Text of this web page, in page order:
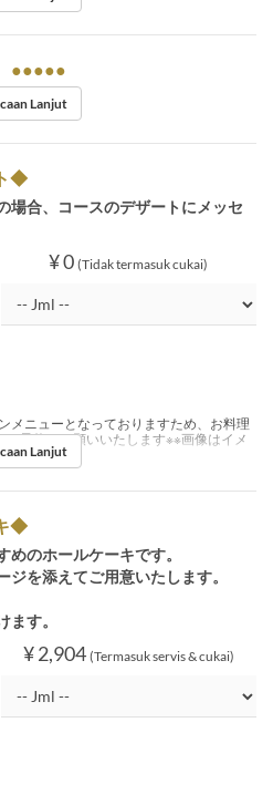
●●●●●
Malam
Lanjut
◆
場合、コースのデザートにメッセ
¥ 0 (Tidak termasuk cukai)
メニューとなっておりますため、お料理
予約をお願いいたします※※画像はイメ
Lanjut
◆
のホールケーキです。
を添えてご用意いたします。
す。
¥ 2,904 (Termasuk servis & cukai)